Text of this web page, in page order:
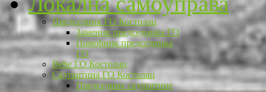
Председник ГО Костолац
Заменик председника ГО
Помоћник председника
ГО
Веће ГО Костолац
Скупштина ГО Костолац
Председник скупштине